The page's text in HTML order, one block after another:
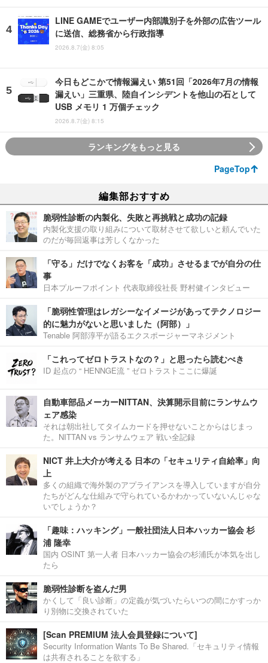
LINE GAMEでユーザー内部識別子を外部の広告ツール
に送信、総務省から行政指導
2026.8.7(金) 8:05
今日もどこかで情報漏えい 第51回「2026年7月の情報
漏えい」三重県、陸自インシデントを他山の石として
USB メモリ 1 万個チェック
2026.8.7(金) 8:15
ランキングをもっと見る
PageTop
編集部おすすめ
脆弱性診断の内製化、失敗と再挑戦と成功の記録
内製化支援の取り組みについて取材させて欲しいと頼んでいた
のだが毎回返事は芳しくなかった
「守る」だけでなくお客を「成功」させるまでが自分の仕
事
日本プルーフポイント 代表取締役社長 野村健インタビュー
「脆弱性管理はレガシーなイメージがあってテクノロジー
的に魅力がないと思いました（阿部）」
Tenable 阿部淳平が語るエクスポージャーマネジメント
「これってゼロトラストなの？」と思ったら読むべき
ID 起点の “ HENNGE流 ” ゼロトラストここに爆誕
自動車部品メーカーNITTAN、決算開示目前にランサムウ
ェア感染
それは朝出社してタイムカードを押せないことからはじまっ
た。NITTAN vs ランサムウェア 戦い全記録
NICT 井上大介が考える 日本の「セキュリティ自給率」向
上
多くの組織で海外製のアプライアンスを導入していますが自分
たちがどんな仕組みで守られているかわかっていないんじゃな
いでしょうか？
「趣味：ハッキング」一般社団法人日本ハッカー協会 杉
浦 隆幸
国内 OSINT 第一人者 日本ハッカー協会の杉浦氏が本気を出し
たら
脆弱性診断を盗んだ男
かくして「良い診断」の定義が気づいたらいつの間にかすっか
り別物に交換されていた
[Scan PREMIUM 法人会員登録について]
Security Information Wants To Be Shared.「セキュリティ情報
は共有されることを欲する」